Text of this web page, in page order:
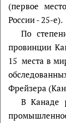
(первое
России - 25-е).
По
провинции
15 места в
Фрейзера
В Канаде